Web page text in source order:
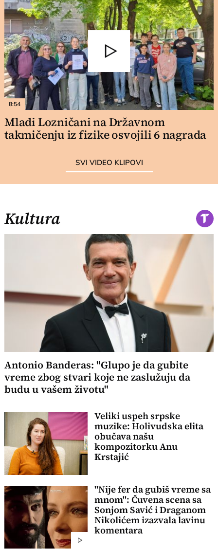
8:54
Mladi Lozničani na Državnom
takmičenju iz fizike osvojili 6 nagrada
SVI VIDEO KLIPOVI
Kultura
Antonio Banderas: "Glupo je da gubite
vreme zbog stvari koje ne zaslužuju da
budu u vašem životu"
Veliki uspeh srpske
muzike: Holivudska elita
obučava našu
kompozitorku Anu
Krstajić
"Nije fer da gubiš vreme sa
mnom": Čuvena scena sa
Sonjom Savić i Draganom
Nikolićem izazvala lavinu
komentara